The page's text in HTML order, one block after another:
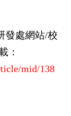
發處網站/校
：
mid/138